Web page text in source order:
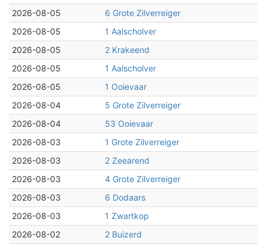
2026-08-05
6 Grote Zilverreiger
2026-08-05
1 Aalscholver
2026-08-05
2 Krakeend
2026-08-05
1 Aalscholver
2026-08-05
1 Ooievaar
2026-08-04
5 Grote Zilverreiger
2026-08-04
53 Ooievaar
2026-08-03
1 Grote Zilverreiger
2026-08-03
2 Zeearend
2026-08-03
4 Grote Zilverreiger
2026-08-03
6 Dodaars
2026-08-03
1 Zwartkop
2026-08-02
2 Buizerd